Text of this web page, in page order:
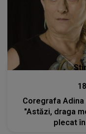
Coregrafa
"Astăzi, draga
plecat